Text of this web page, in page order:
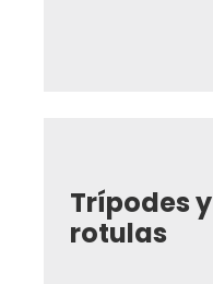
Trípodes y
rotulas